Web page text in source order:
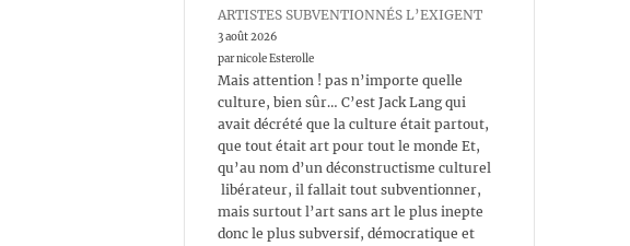
ARTISTES SUBVENTIONNÉS L’EXIGENT
3 août 2026
par nicole Esterolle
Mais attention ! pas n’importe quelle
culture, bien sûr… C’est Jack Lang qui
avait décrété que la culture était partout,
que tout était art pour tout le monde Et,
qu’au nom d’un déconstructisme culturel
libérateur, il fallait tout subventionner,
mais surtout l’art sans art le plus inepte
donc le plus subversif, démocratique et